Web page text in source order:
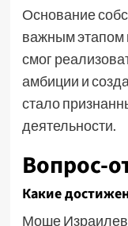
Основание
важным
смог
амбиции и
стало
деятельности.
Вопрос-
Какие
Моше